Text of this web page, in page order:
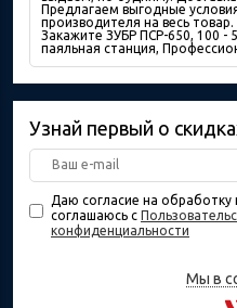
Предлагаем выгодные
производителя на весь товар.
Закажите ЗУБР ПСР-650, 100 -
паяльная станция,
Узнай первый о
Даю согласие на обработку
соглашаюсь с
конфиденциальности
Мы в